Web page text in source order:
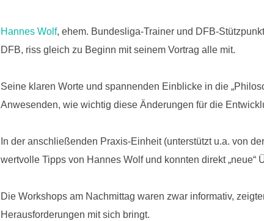
Hannes Wolf, ehem. Bundesliga-Trainer und DFB-
DFB, riss gleich zu Beginn mit seinem Vortrag alle mit.
Seine klaren Worte und spannenden Einblicke in die
Anwesenden, wie wichtig diese Änderungen für die
In der anschließenden Praxis-Einheit (unterstützt u.a. von der
wertvolle Tipps von Hannes Wolf und konnten direkt „neue“
Die Workshops am Nachmittag waren zwar informativ,
Herausforderungen mit sich bringt.